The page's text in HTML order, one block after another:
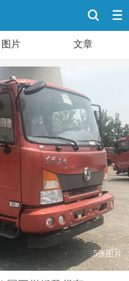
图片 文章
5张图片